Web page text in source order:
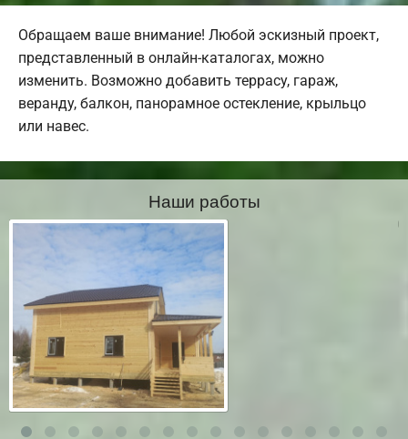
Обращаем ваше внимание! Любой эскизный проект,
представленный в онлайн-каталогах, можно
изменить. Возможно добавить террасу, гараж,
веранду, балкон, панорамное остекление, крыльцо
или навес.
Наши работы